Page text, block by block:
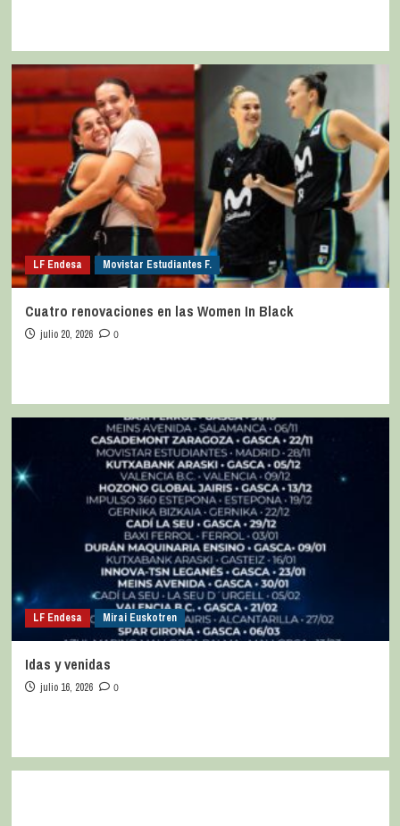
LF Endesa Movistar Estudiantes F.
Cuatro renovaciones en las Women In Black
julio 20, 2026 0
LF Endesa Mirai Euskotren
Idas y venidas
julio 16, 2026 0